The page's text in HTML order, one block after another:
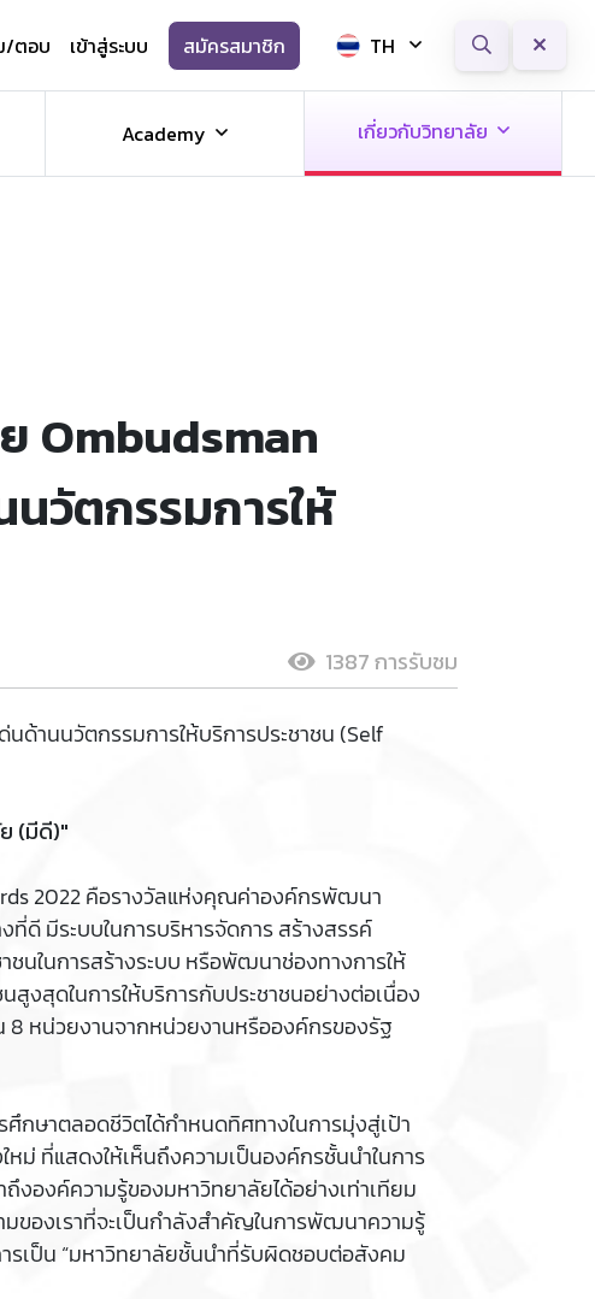
/ตอบ เข้าสู่ระบบ สมัครสมาชิก TH
Academy เกี่ยวกับวิทยาลัย
Ombudsman
วัตกรรมการให้
1387 การรับชม
ด้านนวัตกรรมการให้บริการประชาชน (Self
(มีดี)"
2022 คือรางวัลแห่งคุณค่าองค์กรพัฒนา
ดี มีระบบในการบริหารจัดการ สร้างสรรค์
ชนในการสร้างระบบ หรือพัฒนาช่องทางการให้
งสุดในการให้บริการกับประชาชนอย่างต่อเนื่อง
8 หน่วยงานจากหน่วยงานหรือองค์กรของรัฐ
กษาตลอดชีวิตได้กำหนดทิศทางในการมุ่งสู่เป้า
ม่ ที่แสดงให้เห็นถึงความเป็นองค์กรชั้นนำในการ
องค์ความรู้ของมหาวิทยาลัยได้อย่างเท่าเทียม
มของเราที่จะเป็นกำลังสำคัญในการพัฒนาความรู้
เป็น “มหาวิทยาลัยชั้นนำที่รับผิดชอบต่อสังคม